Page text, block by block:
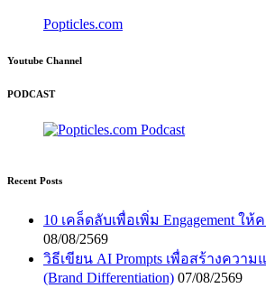
Popticles.com
Youtube Channel
PODCAST
Recent Posts
10 เคล็ดลับเพื่อเพิ่ม Engagement ใ
08/08/2569
วิธีเขียน AI Prompts เพื่อสร้างควา
(Brand Differentiation) 07/08/2569